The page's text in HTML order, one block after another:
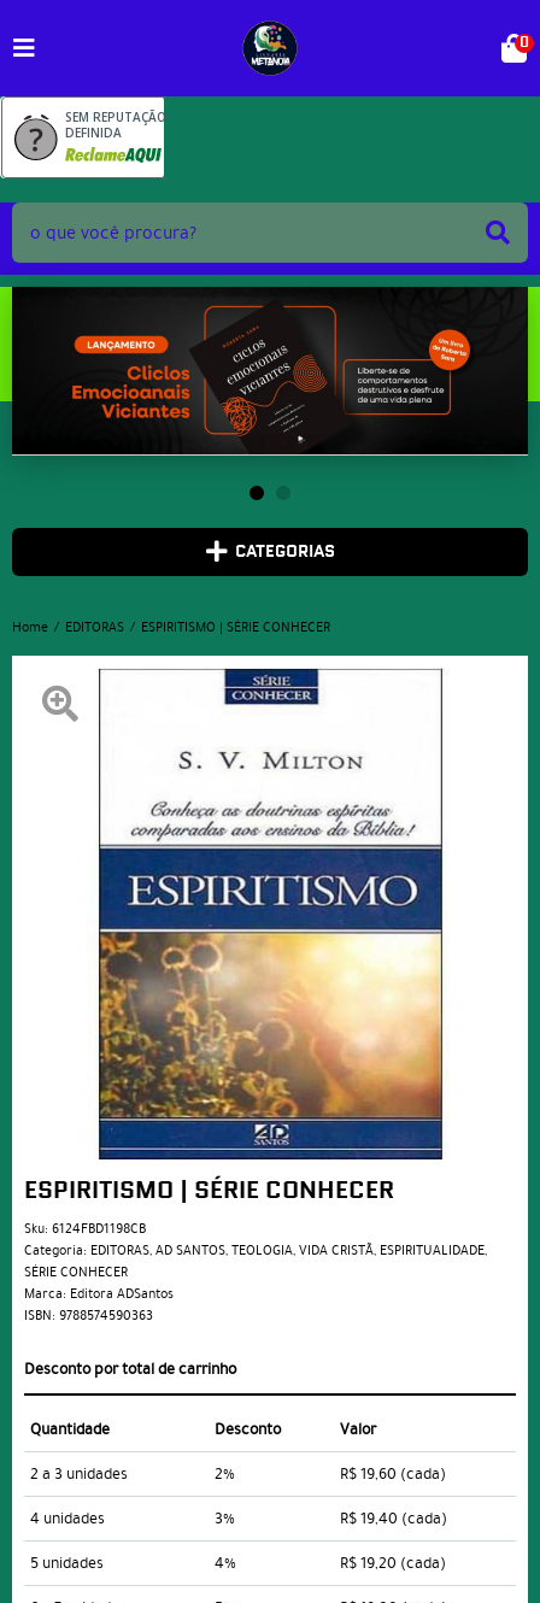
SEM REPUTAÇÃO
DEFINIDA
0
CATEGORIAS
Home EDITORAS ESPIRITISMO | SÉRIE CONHECER
ESPIRITISMO | SÉRIE CONHECER
Sku: 6124FBD1198CB
Categoria: EDITORAS,AD SANTOS,TEOLOGIA,VIDA CRISTÃ, ESPIRITUALIDADE,
SÉRIE CONHECER
Marca: Editora ADSantos
ISBN: 9788574590363
Desconto por total de carrinho
Quantidade Desconto
Valor
2 a 3 unidades
2% R$ 19,60 (cada)
4 unidades
3% R$ 19,40 (cada)
5 unidades
4% R$ 19,20 (cada)